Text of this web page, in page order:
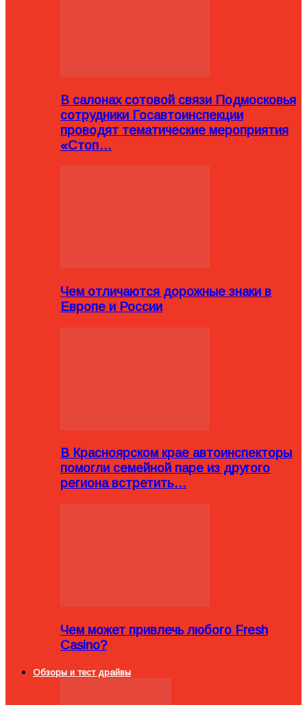
В салонах сотовой связи Подмосковья
сотрудники Госавтоинспекции
проводят тематические мероприятия
«Стоп…
Чем отличаются дорожные знаки в
Европе и России
В Красноярском крае автоинспекторы
помогли семейной паре из другого
региона встретить…
Чем может привлечь любого Fresh
Casino?
Обзоры и тест драйвы